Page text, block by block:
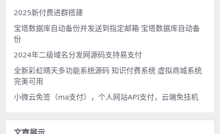
2025新付费进群搭建
宝塔数据库自动备份并发送到指定邮箱 宝塔数据库自动备
份
2024年二级域名分发网源码支持易支付
全新彩虹晴天多功能系统源码 知识付费系统 虚拟商城系统
完美可用
小微云免签（ma支付），个人网站API支付，云端免挂机